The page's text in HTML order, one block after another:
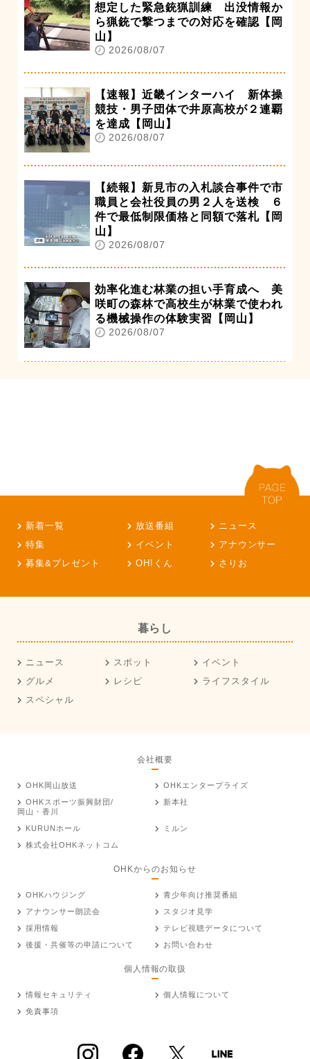
想定した緊急銃猟訓練 出没情報か
ら猟銃で撃つまでの対応を確認【岡
山】
2026/08/07
【速報】近畿インターハイ 新体操
競技・男子団体で井原高校が２連覇
を達成【岡山】
2026/08/07
【続報】新見市の入札談合事件で市
職員と会社役員の男２人を送検 ６
件で最低制限価格と同額で落札【岡
山】
2026/08/07
効率化進む林業の担い手育成へ 美
咲町の森林で高校生が林業で使われ
る機械操作の体験実習【岡山】
2026/08/07
新着一覧 放送番組
ニュース
特集
イベント
アナウンサー
募集&プレゼント
OH!くん さりお
暮らし
ニュース スポット
イベント
グルメ
レシピ
ライフスタイル
スペシャル
会社概要
OHK岡山放送
OHKエンタープライズ
OHKスポーツ振興財団/
岡山・香川
新本社
KURUNホール
ミルン
株式会社OHKネットコム
OHKからのお知らせ
OHKハウジング
青少年向け推奨番組
アナウンサー朗読会
スタジオ見学
採用情報
テレビ視聴データについて
後援・共催等の申請について
お問い合わせ
個人情報の取扱
情報セキュリティ
個人情報について
免責事項